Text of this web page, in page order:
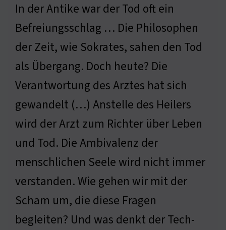
In der Antike war der Tod oft ein
Befreiungsschlag … Die Philosophen
der Zeit, wie Sokrates, sahen den Tod
als Übergang. Doch heute? Die
Verantwortung des Arztes hat sich
gewandelt (…) Anstelle des Heilers
wird der Arzt zum Richter über Leben
und Tod. Die Ambivalenz der
menschlichen Seele wird nicht immer
verstanden. Wie gehen wir mit der
Scham um, die diese Fragen
begleiten? Und was denkt der Tech-